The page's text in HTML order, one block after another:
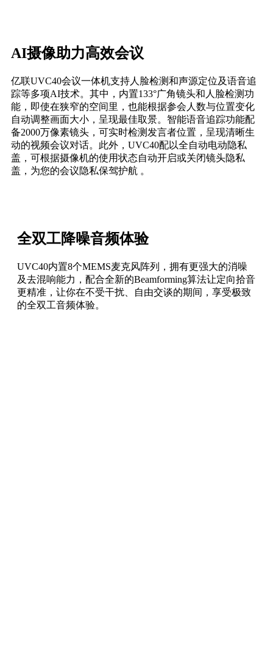
AI摄像助力高效会议
亿联UVC40会议一体机支持人脸检测和声源定位及语音追
踪等多项AI技术。其中，内置133°广角镜头和人脸检测功
能，即使在狭窄的空间里，也能根据参会人数与位置变化
自动调整画面大小，呈现最佳取景。智能语音追踪功能配
备2000万像素镜头，可实时检测发言者位置，呈现清晰生
动的视频会议对话。此外，UVC40配以全自动电动隐私
盖，可根据摄像机的使用状态自动开启或关闭镜头隐私
盖，为您的会议隐私保驾护航 。
全双工降噪音频体验
UVC40内置8个MEMS麦克风阵列，拥有更强大的消噪
及去混响能力，配合全新的Beamforming算法让定向拾音
更精准，让你在不受干扰、自由交谈的期间，享受极致
的全双工音频体验。